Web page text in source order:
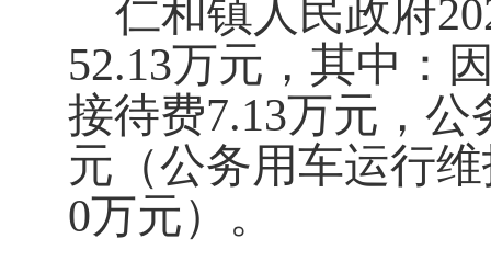
仁和镇人民政府
52.13万元，其中：
接待费7.13万元，
元（公务用车运行
0万元）。